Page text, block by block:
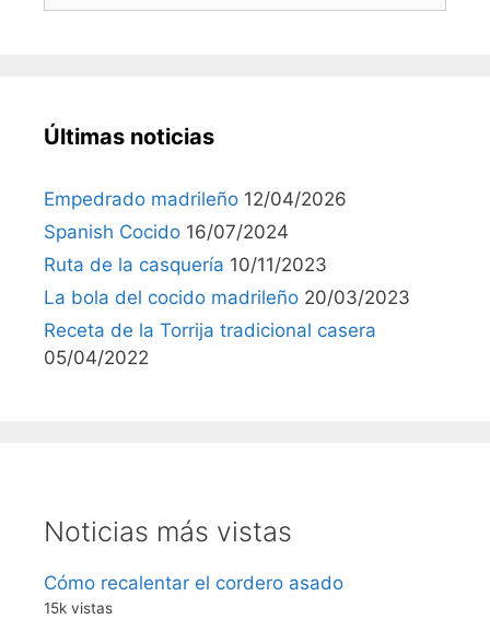
Últimas noticias
Empedrado madrileño 12/04/2026
Spanish Cocido 16/07/2024
Ruta de la casquería 10/11/2023
La bola del cocido madrileño 20/03/2023
Receta de la Torrija tradicional casera
05/04/2022
Noticias más vistas
Cómo recalentar el cordero asado
15k vistas